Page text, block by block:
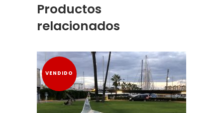
Productos
relacionados
VENDIDO